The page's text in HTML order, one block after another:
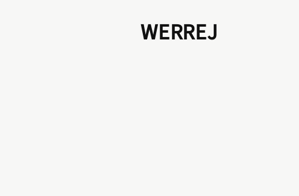
WERREJ